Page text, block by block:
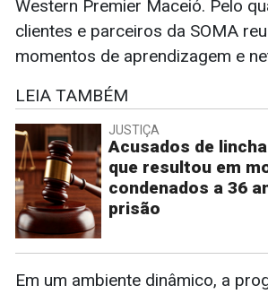
Western Premier Maceió. Pelo
clientes e parceiros da SOMA
momentos de aprendizagem e
LEIA TAMBÉM
JUSTIÇA
Acusados de
que resultou em
condenados a 36
prisão
Em um ambiente dinâmico, a